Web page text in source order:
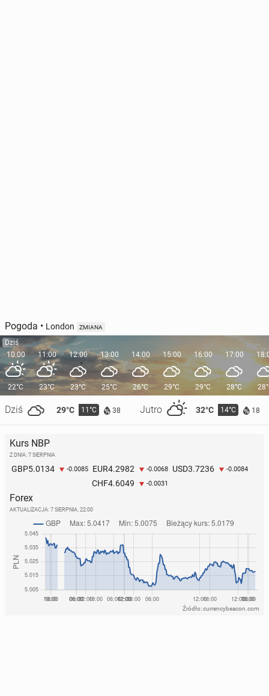
Pogoda • London ZMIANA
Dziś
10:00
22°C
Dziś 29°C 11°C 38 Jutro 32°C 14°C 18
11:00
23°C
12:00
23°C
13:00
25°C
14:00
26°C
15:00
29°C
16:00
29°C
17:00
28°C
Kurs NBP
Z DNIA: 7 SIERPNIA
GBP5.0134 -0.0085 EUR4.2982 -0.0068 USD3.7236 -0.0084
CHF4.6049 -0.0031
Forex
AKTUALIZACJA: 7 SIERPNIA, 22:00
Źródło: currencybeacon.com